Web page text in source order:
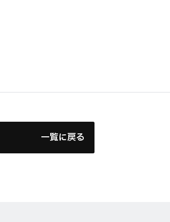
一覧に戻る